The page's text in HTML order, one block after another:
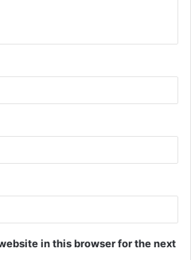
in this browser for the next